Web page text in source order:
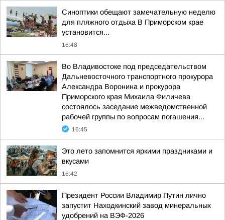
Синоптики обещают замечательную неделю
для пляжного отдыха В Приморском крае
установится...
16:48
Во Владивостоке под председательством
Дальневосточного транспортного прокурора
Александра Воронина и прокурора
Приморского края Михаила Филичева
состоялось заседание межведомственной
рабочей группы по вопросам погашения...
16:45
Это лето запомнится яркими праздниками и
вкусами
16:42
Президент России Владимир Путин лично
запустит Находкинский завод минеральных
удобрений на ВЭФ-2026